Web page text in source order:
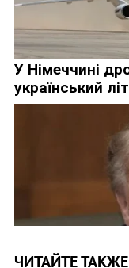
ЧИТАЙТЕ ТАКЖЕ